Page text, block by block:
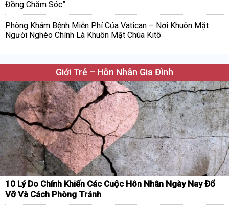
Đồng Chăm Sóc”
Phòng Khám Bệnh Miễn Phí Của Vatican – Nơi Khuôn Mặt
Người Nghèo Chính Là Khuôn Mặt Chúa Kitô
Giới Trẻ – Hôn Nhân Gia Đình
10 Lý Do Chính Khiến Các Cuộc Hôn Nhân Ngày Nay Đổ
Vỡ Và Cách Phòng Tránh